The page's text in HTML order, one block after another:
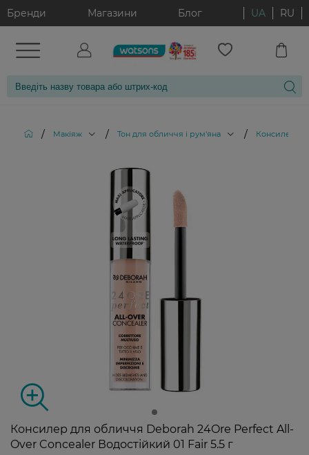
Бренди Магазини Блог UA RU
/ Макіяж / Тон для обличчя і рум'яна / Консилери
Консилер для обличчя Deborah 24Ore Perfect All-
Over Concealer Водостійкий 01 Fair 5.5 г